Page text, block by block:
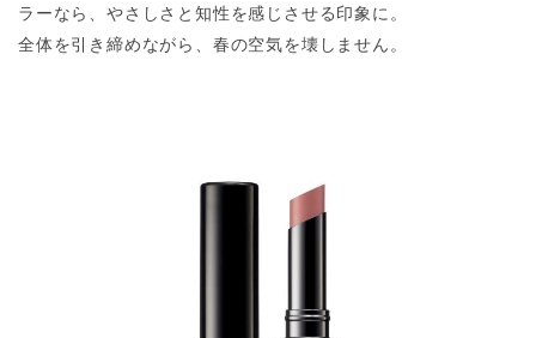
ラーなら、やさしさと知性を感じさせる印象に。
全体を引き締めながら、春の空気を壊しません。